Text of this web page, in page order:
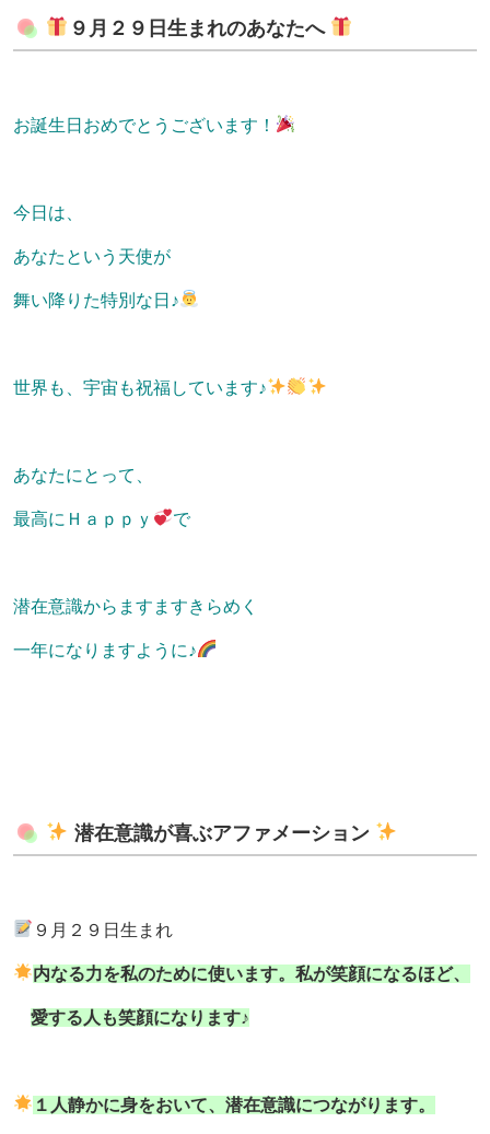
９月２９日生まれのあなたへ
お誕生日おめでとうございます！
今日は、
あなたという天使が
舞い降りた特別な日♪
世界も、宇宙も祝福しています♪
あなたにとって、
最高にＨａｐｐｙ で
潜在意識からますますきらめく
一年になりますように♪
潜在意識が喜ぶアファメーション
９月２９日生まれ
内なる力を私のために使います。私が笑顔になるほど、
愛する人も笑顔になります♪
１人静かに身をおいて、潜在意識につながります。